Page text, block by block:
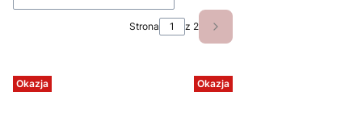
Strona z 2 Następne produkty
Okazja Okazja